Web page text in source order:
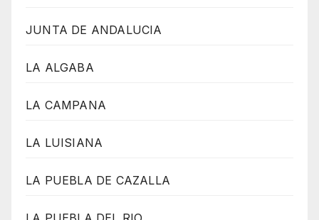
JUNTA DE ANDALUCIA
LA ALGABA
LA CAMPANA
LA LUISIANA
LA PUEBLA DE CAZALLA